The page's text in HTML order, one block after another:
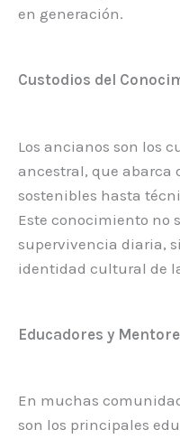
en generación.
Custodios del
Los ancianos son los
ancestral, que abarca
sostenibles hasta
Este conocimiento no
supervivencia diaria,
identidad cultural de
Educadores y
En muchas
son los principales